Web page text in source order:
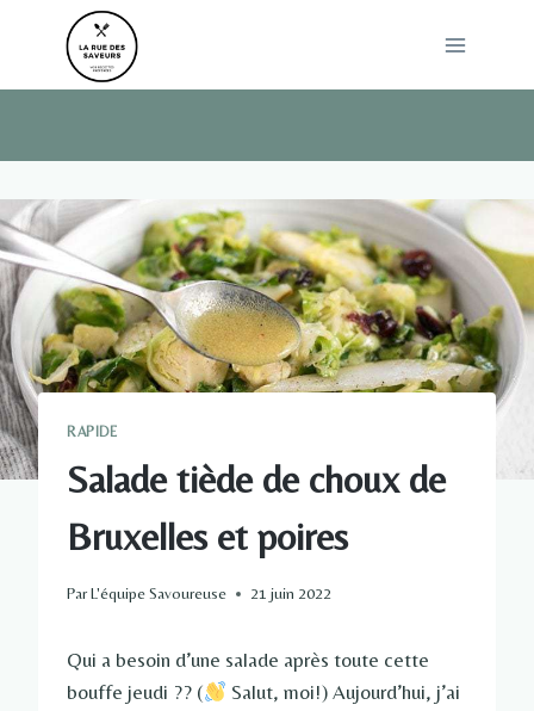
RAPIDE
Salade tiède de choux de
Bruxelles et poires
ParL'équipe Savoureuse 21 juin 2022
Qui a besoin d’une salade après toute cette
bouffe jeudi ?? (
Salut, moi!) Aujourd’hui, j’ai